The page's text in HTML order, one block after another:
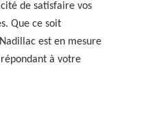
de satisfaire vos
Que ce soit
est en mesure
répondant à votre